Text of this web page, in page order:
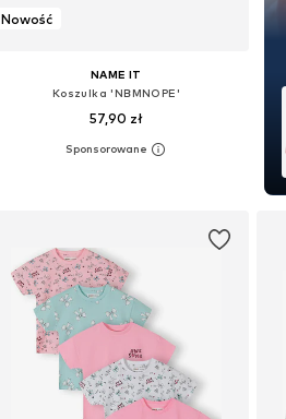
Nowość
NAME IT
Koszulka 'NBMNOPE'
57,90 zł
Dostępne rozmiary: 56, 62, 68, 74, 80, 86